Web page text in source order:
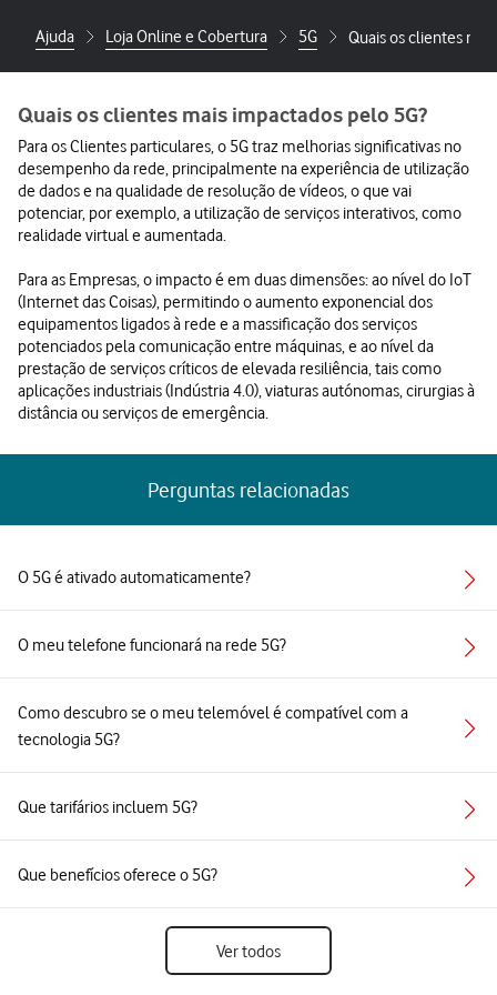
Ajuda Loja Online e Cobertura 5G Quais os clientes
Quais os clientes mais impactados pelo 5G?
Para os Clientes particulares, o 5G traz melhorias significativas no
desempenho da rede, principalmente na experiência de utilização
de dados e na qualidade de resolução de vídeos, o que vai
potenciar, por exemplo, a utilização de serviços interativos, como
realidade virtual e aumentada.
Para as Empresas, o impacto é em duas dimensões: ao nível do IoT
(Internet das Coisas), permitindo o aumento exponencial dos
equipamentos ligados à rede e a massificação dos serviços
potenciados pela comunicação entre máquinas, e ao nível da
prestação de serviços críticos de elevada resiliência, tais como
aplicações industriais (Indústria 4.0), viaturas autónomas, cirurgias à
distância ou serviços de emergência.
Perguntas relacionadas
O 5G é ativado automaticamente?
O meu telefone funcionará na rede 5G?
Como descubro se o meu telemóvel é compatível com a
tecnologia 5G?
Que tarifários incluem 5G?
Que benefícios oferece o 5G?
Ver todos